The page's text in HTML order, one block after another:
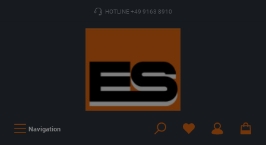
HOTLINE +49 9163 8910
Navigation